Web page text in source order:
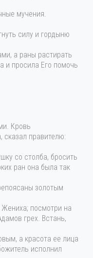
мучения.
силу и гордыню
а раны растирать
и просила Его помочь
Кровь
cказал правителю:
со столба, бросить
ран она была так
золотым
Жениха; посмотри на
грех. Встань,
а красота ее лица
исполнил